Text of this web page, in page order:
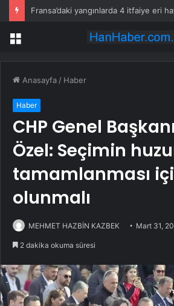
Fransa’daki yangınlarda 4 itfaiye eri
Menü
Anasayfa / Haber
Haber
CHP Genel
Özel: Seçimin
tamamlanması
olunmalı
MEHMET HAZBİN KAZBEK Mart 31,
2 dakika okuma süresi